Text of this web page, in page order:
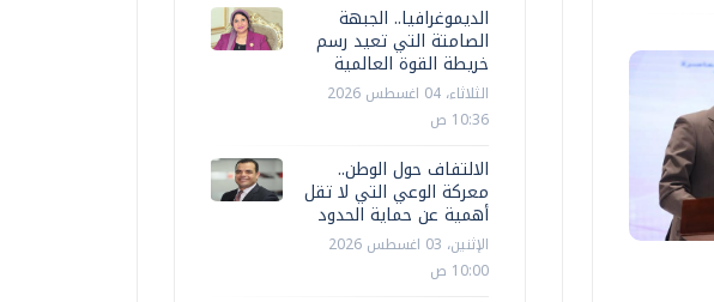
الديموغرافيا.. الجبهة
الصامتة التي تعيد رسم
خريطة القوة العالمية
الثلاثاء، 04 اغسطس 2026
10:36 ص
الالتفاف حول الوطن..
معركة الوعي التي لا تقل
أهمية عن حماية الحدود
الإثنين، 03 اغسطس 2026
10:00 ص